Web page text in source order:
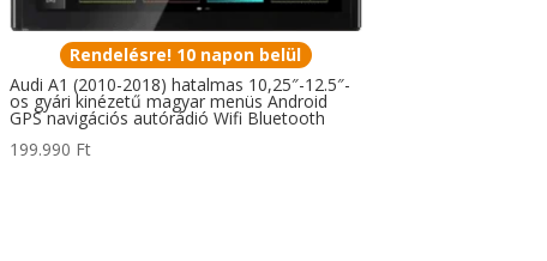
Rendelésre! 10 napon belül
Audi A1 (2010-2018) hatalmas 10,25″-12.5″-
os gyári kinézetű magyar menüs Android
GPS navigációs autórádió Wifi Bluetooth
199.990 Ft